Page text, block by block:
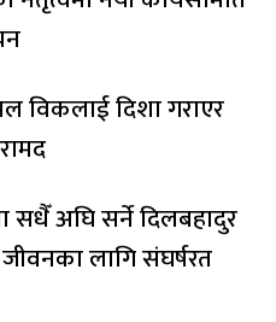
विकलाई दिशा गराएर
अघि सर्ने दिलबहादुर
लागि संघर्षरत